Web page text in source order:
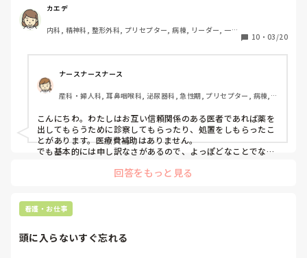
で診察してもらってるようです。なんなら仕事時間に先生に
電話して処方を貰ってる人もいて、予約や待ち時間もなくて
楽で良さそうだなと思う反面、日々指示を貰ったりする医師
感もあります。
病院によっては医療費補助なんかも出るみたいですが、うち
はありません。医療費を次回のお給料から天引きできる程度
みなさんはどうされてますか？
カエデ
内科, 精神科, 整形外科, プリセプター, 病棟, リーダー, 一般
10 ・ 03/20
ナースナースナース
産科・婦人科, 耳鼻咽喉科, 泌尿器科, 急性期, プリセプター, 病棟,
こんにちわ。わたしはお互い信頼関係のある医者であれば薬を
出してもらうために診察してもらったり、処置をしもらったこ
とがあります。医療費補助はありません。
でも基本的には申し訳なさがあるので、よっぽどなことでない
回答をもっと見る
看護・お仕事
頭に入らないすぐ忘れる